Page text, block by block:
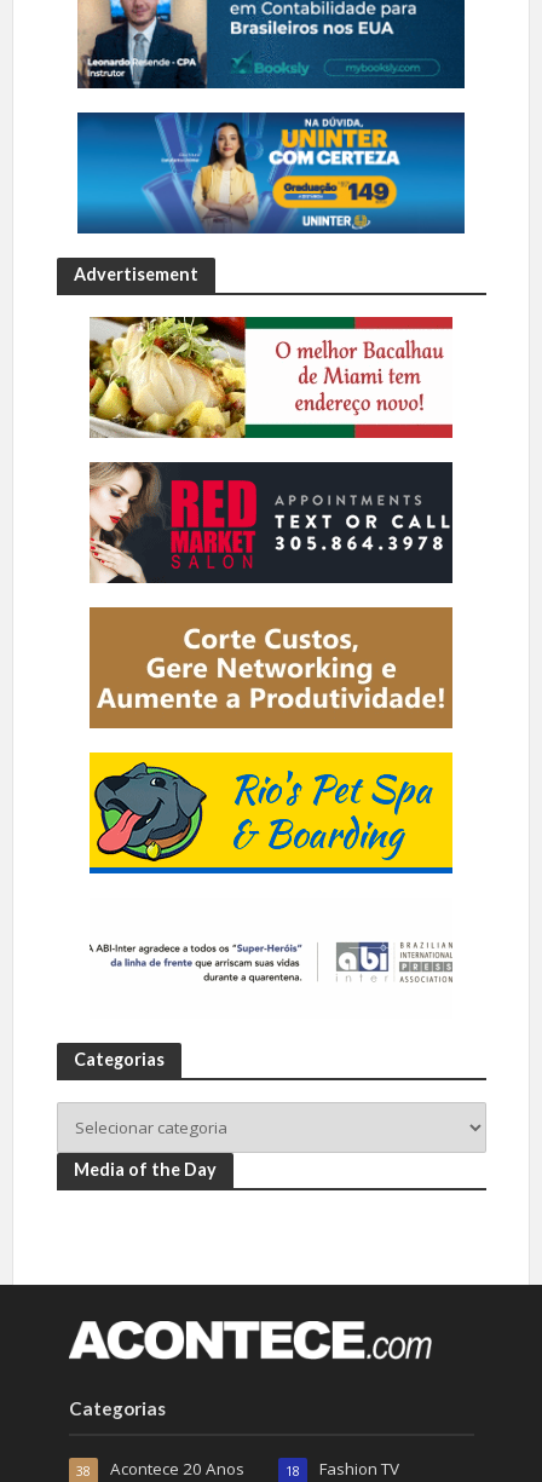
Advertisement
Categorias
Media of the Day
Categorias
Acontece 20 Anos
38 Fashion TV
18